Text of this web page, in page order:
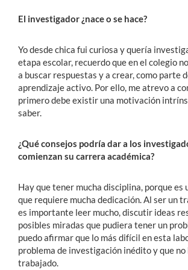
El investigador ¿nace o se hace?
Yo desde chica fui curiosa y quería
etapa escolar, recuerdo que en el colegio
a buscar respuestas y a crear, como parte
aprendizaje activo. Por ello, me atrevo a
primero debe existir una motivación
saber.
¿Qué consejos podría dar a los
comienzan su carrera académica?
Hay que tener mucha disciplina, porque es
que requiere mucha dedicación. Al ser un
es importante leer mucho, discutir ideas
posibles miradas que pudiera tener un
puedo afirmar que lo más difícil en esta
problema de investigación inédito y que no
trabajado.